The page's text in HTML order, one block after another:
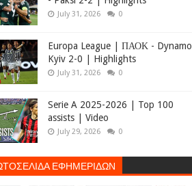
July 31, 2026 0
Europa League | ΠΑΟΚ - Dynamo
Kyiv 2-0 | Highlights
July 31, 2026 0
Serie A 2025-2026 | Top 100
assists | Video
July 29, 2026 0
ΕΦΗΜΕΡΙΔΩΝ